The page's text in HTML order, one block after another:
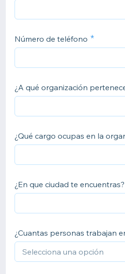
Número de teléfono
¿A qué organización
¿Qué cargo ocupas en la
¿En que ciudad te encuentras?
¿Cuantas personas trabajan